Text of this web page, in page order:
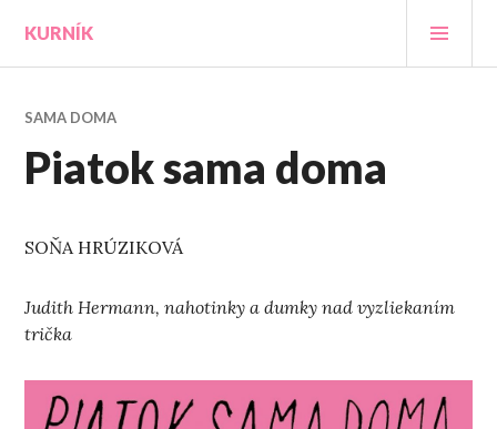
obsah
KURNÍK
SAMA DOMA
Piatok sama doma
SOŇA HRÚZIKOVÁ
Judith Hermann, nahotinky a dumky nad vyzliekaním
trička